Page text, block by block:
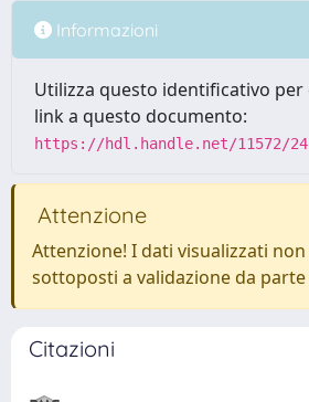
Informazioni
Utilizza questo identificativo
link a questo documento:
https://hdl.handle.net/11572/
Attenzione
Attenzione! I dati visualizzati
sottoposti a validazione da
Citazioni